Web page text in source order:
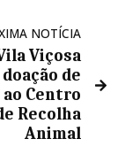
NOTÍCIA
Viçosa
de
Centro
Recolha
Animal